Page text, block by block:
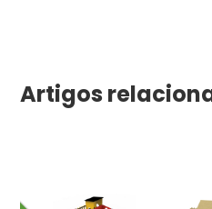
Artigos